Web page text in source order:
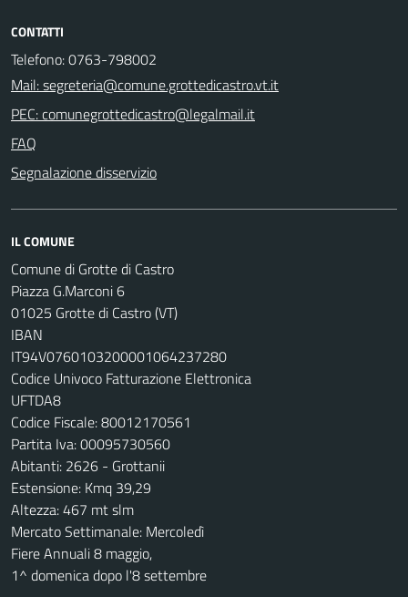
CONTATTI
Telefono: 0763-798002
Mail: segreteria@comune.grottedicastro.vt.it
PEC: comunegrottedicastro@legalmail.it
FAQ
Segnalazione disservizio
IL COMUNE
Comune di Grotte di Castro
Piazza G.Marconi 6
01025 Grotte di Castro (VT)
IBAN
IT94V0760103200001064237280
Codice Univoco Fatturazione Elettronica
UFTDA8
Codice Fiscale: 80012170561
Partita Iva: 00095730560
Abitanti: 2626 - Grottanii
Estensione: Kmq 39,29
Altezza: 467 mt slm
Mercato Settimanale: Mercoledì
Fiere Annuali 8 maggio,
1^ domenica dopo l'8 settembre